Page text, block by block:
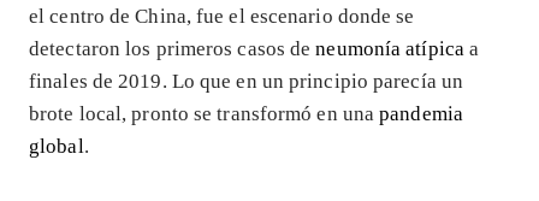
el centro de China, fue el escenario donde se
detectaron los primeros casos deneumonía atípica a
finales de 2019. Lo que en un principio parecía un
brote local, pronto se transformó en unapandemia
global.